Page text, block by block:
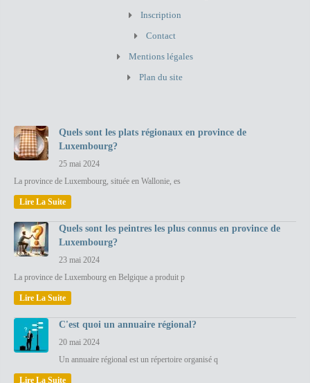
Inscription
Contact
Mentions légales
Plan du site
Quels sont les plats régionaux en province de
Luxembourg?
25 mai 2024
La province de Luxembourg, située en Wallonie, es
Lire La Suite
Quels sont les peintres les plus connus en province de
Luxembourg?
23 mai 2024
La province de Luxembourg en Belgique a produit p
Lire La Suite
C'est quoi un annuaire régional?
20 mai 2024
Un annuaire régional est un répertoire organisé q
Lire La Suite